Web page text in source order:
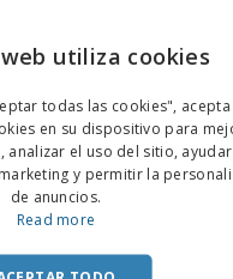
los derechos reservados
utiliza cookies
todas las cookies",
en su dispositivo para
analizar el uso del sitio,
y permitir la
de anuncios.
Read more